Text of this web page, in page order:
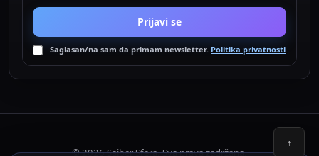
Prijavi se
Saglasan/na sam da primam newsletter. Politika privatnosti
© 2026 Sajber Sfera. Sva prava zadržana.
↑